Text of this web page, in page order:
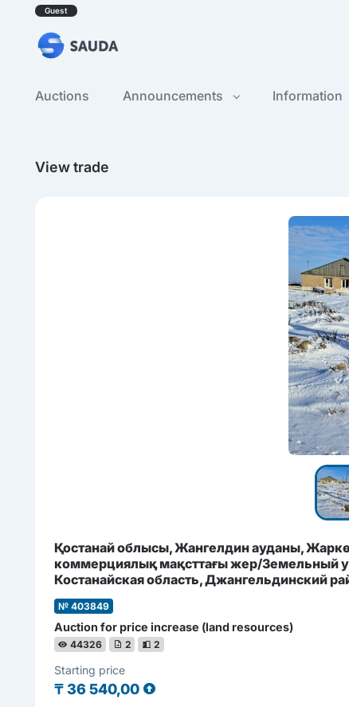
Guest
Auctions Announcements Information
View trade
Қостанай облысы, Жангелдин ауданы,
коммерциялық мақсттағы жер/Земельный
Костанайская область, Джангельдинский
№ 403849
Auction for price increase (land resources)
44326 2 2
Starting price
₸36 540,00